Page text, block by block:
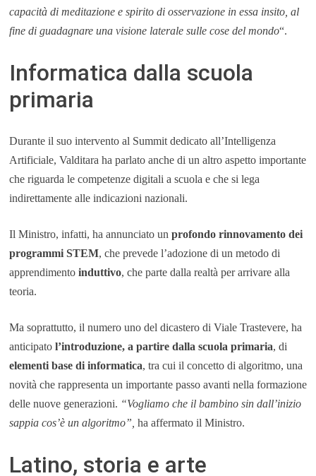
capacità di meditazione e spirito di osservazione in essa insito, al
fine di guadagnare una visione laterale sulle cose del mondo“.
Informatica dalla scuola
primaria
Durante il suo intervento al Summit dedicato all’Intelligenza
Artificiale, Valditara ha parlato anche di un altro aspetto importante
che riguarda le competenze digitali a scuola e che si lega
indirettamente alle indicazioni nazionali.
Il Ministro, infatti, ha annunciato un profondo rinnovamento dei
programmi STEM, che prevede l’adozione di un metodo di
apprendimento induttivo, che parte dalla realtà per arrivare alla
teoria.
Ma soprattutto, il numero uno del dicastero di Viale Trastevere, ha
anticipatol’introduzione, a partire dalla scuola primaria, di
elementi base di informatica, tra cui il concetto di algoritmo, una
novità che rappresenta un importante passo avanti nella formazione
delle nuove generazioni. “Vogliamo che il bambino sin dall’inizio
sappia cos’è un algoritmo”, ha affermato il Ministro.
Latino, storia e arte